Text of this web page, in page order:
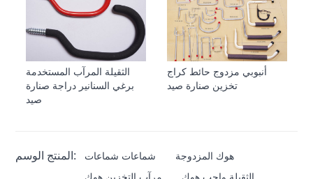
الثقيلة المرآب المستخدمة
برغي السنانير دراجة صنارة
صيد
أنبوبي مزدوج حائط كراج
تخزين صنارة صيد
المنتج الوسم: شماعات شماعات
هوك المزدوجة